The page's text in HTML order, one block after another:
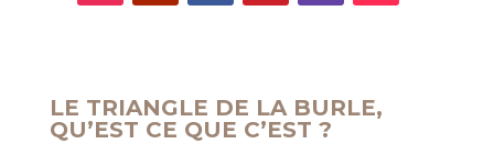
LE TRIANGLE DE LA BURLE,
QU’EST CE QUE C’EST ?